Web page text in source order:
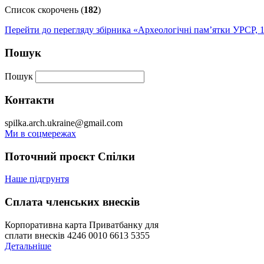
Список скорочень (182)
Перейти до перегляду збірника «Археологічні пам’ятки УРСР,
Пошук
Пошук
Контакти
spilka.arch.ukraine@gmail.com
Ми в соцмережах
Поточний проєкт Спілки
Наше підгрунтя
Сплата членських внесків
Корпоративна карта Приватбанку для
сплати внесків 4246 0010 6613 5355
Детальніше